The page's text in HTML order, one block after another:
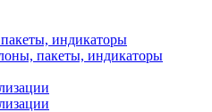
индикаторы
пакеты, индикаторы